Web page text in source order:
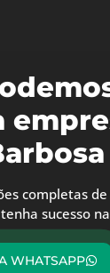
completas
sucesso
WHATSAPP